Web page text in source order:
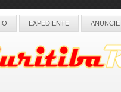
EXPEDIENTE ANUNCIE